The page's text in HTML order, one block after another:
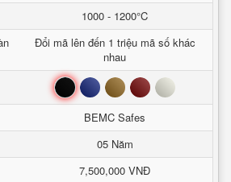
1000 - 1200°C
Đổi mã lên đến 1 triệu mã số khác
nhau
Đen Xanh Nâu Đỏ Trắng
BEMC Safes
05 Năm
7,500,000 VNĐ